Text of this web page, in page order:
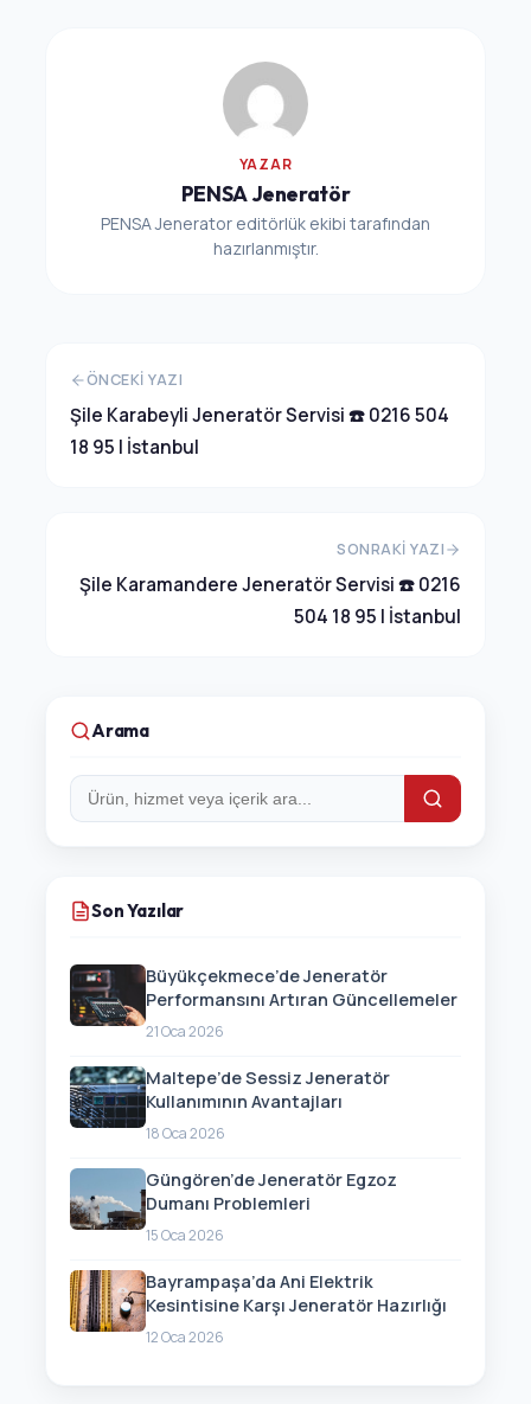
YAZAR
PENSA Jeneratör
PENSA Jenerator editörlük ekibi tarafından
hazırlanmıştır.
ÖNCEKI YAZI
Şile Karabeyli Jeneratör Servisi ☎️ 0216 504
18 95 | İstanbul
SONRAKI YAZI
Şile Karamandere Jeneratör Servisi ☎️ 0216
504 18 95 | İstanbul
Arama
Arama:
Son Yazılar
Büyükçekmece’de Jeneratör
Performansını Artıran Güncellemeler
21 Oca 2026
Maltepe’de Sessiz Jeneratör
Kullanımının Avantajları
18 Oca 2026
Güngören’de Jeneratör Egzoz
Dumanı Problemleri
15 Oca 2026
Bayrampaşa’da Ani Elektrik
Kesintisine Karşı Jeneratör Hazırlığı
12 Oca 2026